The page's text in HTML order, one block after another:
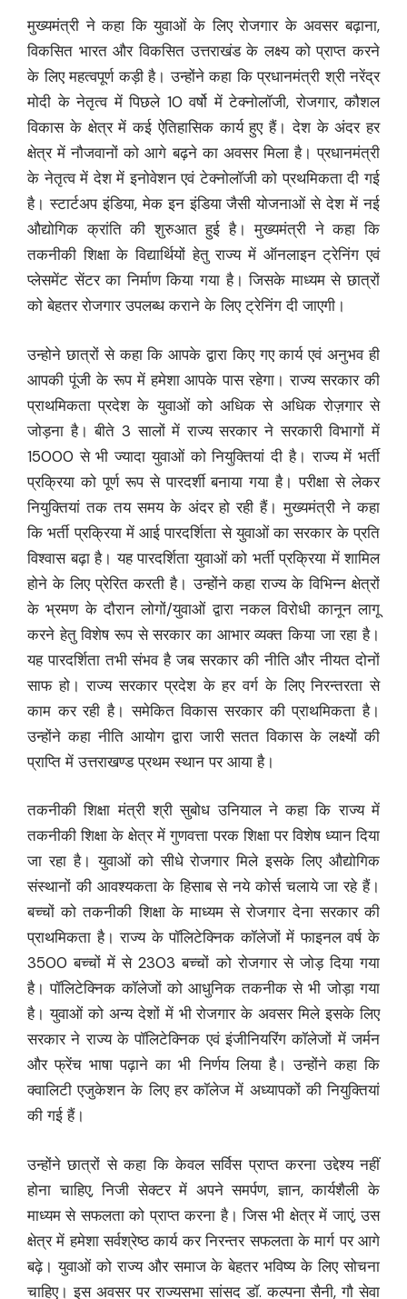
मुख्यमंत्री ने कहा कि युवाओं के लिए रोजगार के अवसर बढ़ाना,
विकसित भारत और विकसित उत्तराखंड के लक्ष्य को प्राप्त करने
के लिए महत्वपूर्ण कड़ी है। उन्होंने कहा कि प्रधानमंत्री श्री नरेंद्र
मोदी के नेतृत्व में पिछले 10 वर्षो में टेक्नोलॉजी, रोजगार, कौशल
विकास के क्षेत्र में कई ऐतिहासिक कार्य हुए हैं। देश के अंदर हर
क्षेत्र में नौजवानों को आगे बढ़ने का अवसर मिला है। प्रधानमंत्री
के नेतृत्व में देश में इनोवेशन एवं टेक्नोलॉजी को प्रथमिकता दी गई
है। स्टार्टअप इंडिया, मेक इन इंडिया जैसी योजनाओं से देश में नई
औद्योगिक क्रांति की शुरुआत हुई है। मुख्यमंत्री ने कहा कि
तकनीकी शिक्षा के विद्यार्थियों हेतु राज्य में ऑनलाइन ट्रेनिंग एवं
प्लेसमेंट सेंटर का निर्माण किया गया है। जिसके माध्यम से छात्रों
को बेहतर रोजगार उपलब्ध कराने के लिए ट्रेनिंग दी जाएगी।
उन्होने छात्रों से कहा कि आपके द्वारा किए गए कार्य एवं अनुभव ही
आपकी पूंजी के रूप में हमेशा आपके पास रहेगा। राज्य सरकार की
प्राथमिकता प्रदेश के युवाओं को अधिक से अधिक रोज़गार से
जोड़ना है। बीते 3 सालों में राज्य सरकार ने सरकारी विभागों में
15000 से भी ज्यादा युवाओं को नियुक्तियां दी है। राज्य में भर्ती
प्रक्रिया को पूर्ण रूप से पारदर्शी बनाया गया है। परीक्षा से लेकर
नियुक्तियां तक तय समय के अंदर हो रही हैं। मुख्यमंत्री ने कहा
कि भर्ती प्रक्रिया में आई पारदर्शिता से युवाओं का सरकार के प्रति
विश्वास बढ़ा है। यह पारदर्शिता युवाओं को भर्ती प्रक्रिया में शामिल
होने के लिए प्रेरित करती है। उन्होंने कहा राज्य के विभिन्न क्षेत्रों
के भ्रमण के दौरान लोगों/युवाओं द्वारा नकल विरोधी कानून लागू
करने हेतु विशेष रूप से सरकार का आभार व्यक्त किया जा रहा है।
यह पारदर्शिता तभी संभव है जब सरकार की नीति और नीयत दोनों
साफ हो। राज्य सरकार प्रदेश के हर वर्ग के लिए निरन्तरता से
काम कर रही है। समेकित विकास सरकार की प्राथमिकता है।
उन्होंने कहा नीति आयोग द्वारा जारी सतत विकास के लक्ष्यों की
प्राप्ति में उत्तराखण्ड प्रथम स्थान पर आया है।
तकनीकी शिक्षा मंत्री श्री सुबोध उनियाल ने कहा कि राज्य में
तकनीकी शिक्षा के क्षेत्र में गुणवत्ता परक शिक्षा पर विशेष ध्यान दिया
जा रहा है। युवाओं को सीधे रोजगार मिले इसके लिए औद्योगिक
संस्थानों की आवश्यकता के हिसाब से नये कोर्स चलाये जा रहे हैं।
बच्चों को तकनीकी शिक्षा के माध्यम से रोजगार देना सरकार की
प्राथमिकता है। राज्य के पॉलिटेक्निक कॉलेजों में फाइनल वर्ष के
3500 बच्चों में से 2303 बच्चों को रोजगार से जोड़ दिया गया
है। पॉलिटेक्निक कॉलेजों को आधुनिक तकनीक से भी जोड़ा गया
है। युवाओं को अन्य देशों में भी रोजगार के अवसर मिले इसके लिए
सरकार ने राज्य के पॉलिटेक्निक एवं इंजीनियरिंग कॉलेजों में जर्मन
और फ्रेंच भाषा पढ़ाने का भी निर्णय लिया है। उन्होंने कहा कि
क्वालिटी एजुकेशन के लिए हर कॉलेज में अध्यापकों की नियुक्तियां
की गई हैं।
उन्होंने छात्रों से कहा कि केवल सर्विस प्राप्त करना उद्देश्य नहीं
होना चाहिए, निजी सेक्टर में अपने समर्पण, ज्ञान, कार्यशैली के
माध्यम से सफलता को प्राप्त करना है। जिस भी क्षेत्र में जाएं, उस
क्षेत्र में हमेशा सर्वश्रेष्ठ कार्य कर निरन्तर सफलता के मार्ग पर आगे
बढ़े। युवाओं को राज्य और समाज के बेहतर भविष्य के लिए सोचना
चाहिए। इस अवसर पर राज्यसभा सांसद डॉ. कल्पना सैनी, गौ सेवा